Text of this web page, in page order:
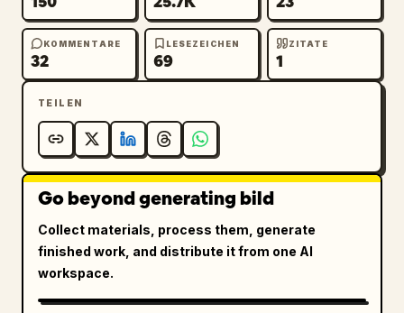
reichhaltige Nährstoffe. Fügen Sie nahe der
unteren linken Ecke großen weißen
chinesischen Text im Pinselstil
蓝莓
Zeile für das Nettogewicht mit der Aufschrift
125克 hinzu. Verwenden Sie ein kühles blaues
Color Grading, eine knackige kommerzielle
Beleuchtung, funkelnde Highlights auf dem
Kunststoffdeckel, eine hochwertige
Detailgenauigkeit und realistische
Produktfotografie, kombiniert mit
ausgefeiltem Grafikdesign.
KOMMENTARE
32
LESEZEICHEN
69
ZITATE
1
TEILEN
Go beyond generating bild
Collect materials, process them, generate
finished work, and distribute it from one AI
workspace.